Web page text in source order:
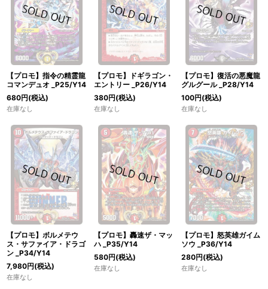
【プロモ】指令の精霊龍
コマンデュオ _P25/Y14
680円(税込)
在庫なし
【プロモ】ドギラゴン・
エントリー _P26/Y14
380円(税込)
在庫なし
【プロモ】復活の悪魔龍
グルグール _P28/Y14
100円(税込)
在庫なし
【プロモ】ボルメテウ
ス・サファイア・ドラゴ
ン _P34/Y14
7,980円(税込)
在庫なし
【プロモ】轟速ザ・マッ
ハ _P35/Y14
580円(税込)
在庫なし
【プロモ】怒英雄ガイム
ソウ _P36/Y14
280円(税込)
在庫なし